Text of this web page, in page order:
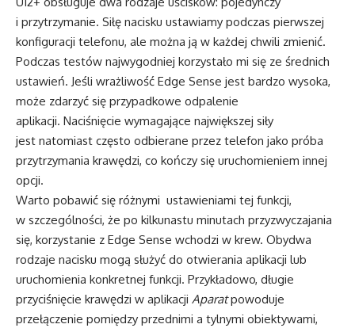
i przytrzymanie. Siłę nacisku ustawiamy podczas pierwszej
konfiguracji telefonu, ale można ją w każdej chwili zmienić.
Podczas testów najwygodniej korzystało mi się ze średnich
ustawień. Jeśli wrażliwość Edge Sense jest bardzo wysoka,
może zdarzyć się przypadkowe odpalenie
aplikacji. Naciśnięcie wymagające największej siły
jest natomiast często odbierane przez telefon jako próba
przytrzymania krawędzi, co kończy się uruchomieniem innej
opcji.
Warto pobawić się różnymi ustawieniami tej funkcji,
w szczególności, że po kilkunastu minutach przyzwyczajania
się, korzystanie z Edge Sense wchodzi w krew. Obydwa
rodzaje nacisku mogą służyć do otwierania aplikacji lub
uruchomienia konkretnej funkcji. Przykładowo, długie
przyciśnięcie krawędzi w aplikacji Aparatpowoduje
przełączenie pomiędzy przednimi a tylnymi obiektywami,